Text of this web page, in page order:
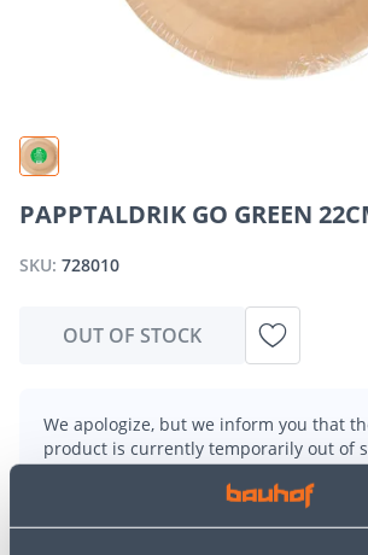
PAPPTALDRIK GO GREEN
SKU: 728010
OUT OF STOCK
We apologize, but we inform you that
product is currently temporarily out of
high demand. However, we offer
product category , which